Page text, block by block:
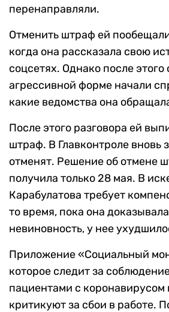
перенаправляли.
Отменить штраф ей
когда она рассказала свою
соцсетях. Однако после
агрессивной форме начали
какие ведомства она
После этого разговора ей
штраф. В Главконтроле вновь
отменят. Решение об отмене
получила только 28 мая. В
Карабулатова требует
то время, пока она
невиновность, у нее
Приложение «Социальный
которое следит за
пациентами с коронавирусом
критикуют за сбои в работе.